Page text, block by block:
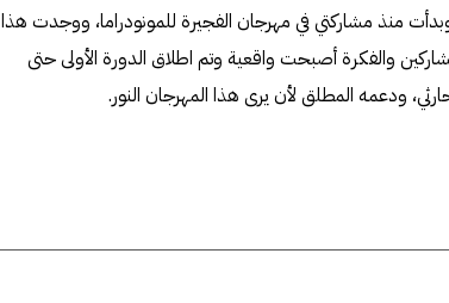
منذ مشاركتي في مهرجان الفجيرة للمونودراما، ووجدت هذا
والفكرة أصبحت واقعية وتم اطلاق الدورة الأولى حتى
ودعمه المطلق لأن يرى هذا المهرجان النور.